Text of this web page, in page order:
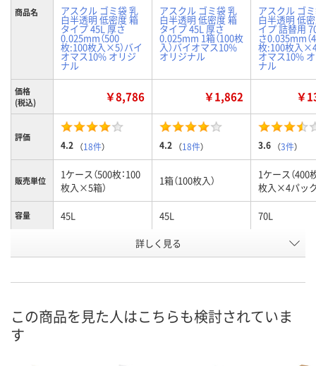
商品名 アスクル ゴミ袋 乳
白半透明 低密度 箱
タイプ 45L 厚さ
0.025mm（500
枚:100枚入×5）バイ
オマス10% オリジ
ナル
アスクル ゴミ袋 乳
白半透明 低密度 箱
タイプ 45L 厚さ
0.025mm 1箱（100枚
入）バイオマス10%
オリジナル
アスクル ゴ
白半透明 低
イプ 詰替用
さ0.035mm（
枚:100枚入×4
オマス10%
ナル
価格
(税込)
￥8,786 ￥1,862 ￥
評価
4.2 （18件） 4.2 （18件） 3.6 （3件）
販売単位
1ケース（500枚：100
枚入×5箱）
1箱（100枚入）
1ケース（400
枚入×4パック
容量 45L 45L 70L
J979781 P233754
8月7日（金）
詳しく見る
この商品を見た人はこちらも検討されていま
す